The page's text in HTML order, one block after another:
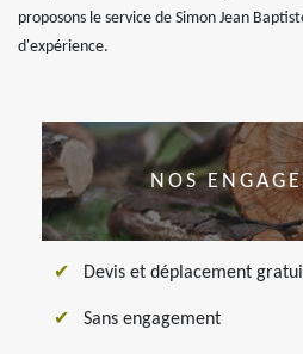
proposons le service de Simon Jean
d'expérience.
NOS
Devis et déplacement
Sans engagement